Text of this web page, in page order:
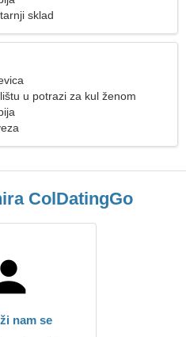
sklad
u potrazi za kul ženom
ColDatingGo
nam se